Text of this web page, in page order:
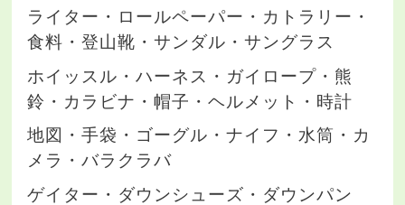
ライター・ロールペーパー・カトラリー・
食料・登山靴・サンダル・サングラス
ホイッスル・ハーネス・ガイロープ・熊
鈴・カラビナ・帽子・ヘルメット・時計
地図・手袋・ゴーグル・ナイフ・水筒・カ
メラ・バラクラバ
ゲイター・ダウンシューズ・ダウンパン